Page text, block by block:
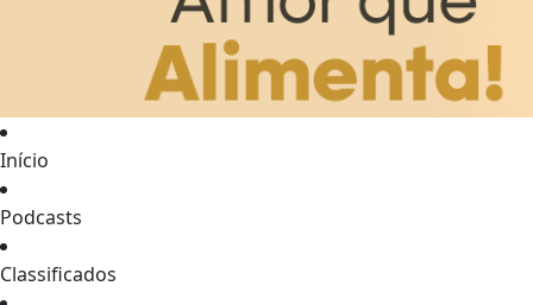
Início
Podcasts
Classificados